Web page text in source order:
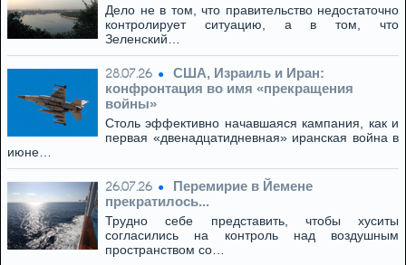
Дело не в том, что правительство недостаточно
контролирует ситуацию, а в том, что
Зеленский…
28.07.26
США, Израиль и Иран:
конфронтация во имя «прекращения
войны»
Столь эффективно начавшаяся кампания, как и
первая «двенадцатидневная» иранская война в
июне…
26.07.26
Перемирие в Йемене
прекратилось...
Трудно себе представить, чтобы хуситы
согласились на контроль над воздушным
пространством со…